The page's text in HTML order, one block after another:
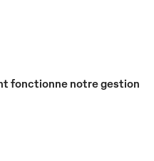
fonctionne notre gestion